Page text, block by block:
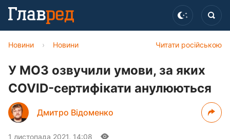
Читати російською
Новини › Новини
У МОЗ озвучили умови, за яких
COVID-сертифікати анулюються
Дмитро Відоменко
1 листопада 2021, 14:08